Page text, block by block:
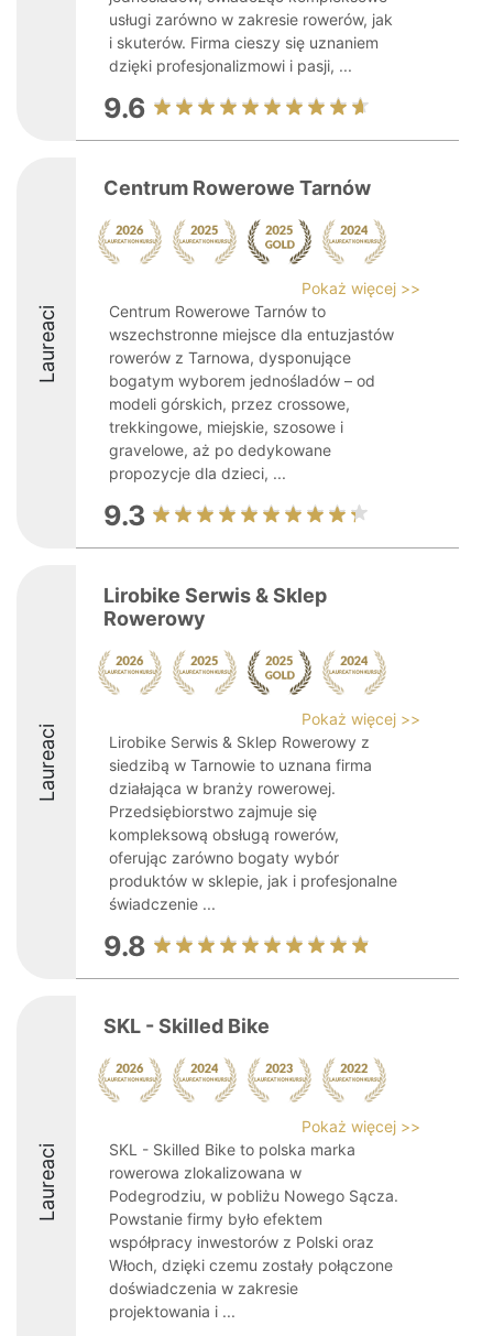
usługi zarówno w zakresie rowerów, jak
i skuterów. Firma cieszy się uznaniem
dzięki profesjonalizmowi i pasji, ...
9.6
Laureaci
Centrum Rowerowe Tarnów
Pokaż więcej >>
Centrum Rowerowe Tarnów to
wszechstronne miejsce dla entuzjastów
rowerów z Tarnowa, dysponujące
bogatym wyborem jednośladów – od
modeli górskich, przez crossowe,
trekkingowe, miejskie, szosowe i
gravelowe, aż po dedykowane
propozycje dla dzieci, ...
9.3
Laureaci
Lirobike Serwis & Sklep
Rowerowy
Pokaż więcej >>
Lirobike Serwis & Sklep Rowerowy z
siedzibą w Tarnowie to uznana firma
działająca w branży rowerowej.
Przedsiębiorstwo zajmuje się
kompleksową obsługą rowerów,
oferując zarówno bogaty wybór
produktów w sklepie, jak i profesjonalne
świadczenie ...
9.8
Laureaci
SKL - Skilled Bike
Pokaż więcej >>
SKL - Skilled Bike to polska marka
rowerowa zlokalizowana w
Podegrodziu, w pobliżu Nowego Sącza.
Powstanie firmy było efektem
współpracy inwestorów z Polski oraz
Włoch, dzięki czemu zostały połączone
doświadczenia w zakresie
projektowania i ...